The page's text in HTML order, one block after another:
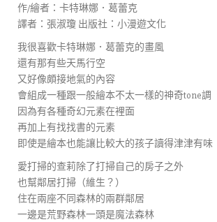
作/繪者：卡特琳娜．葛蕾克
譯者：張淑瓊 出版社：小漫遊文化
我很喜歡卡特琳娜．葛蕾克的畫風
還有那有些天馬行空
又好像頗接地氣的內容
會組成一種跟一般繪本不太一樣的神奇tone調
因為有各種奇幻元素在裡面
再加上有找找書的元素
即使是繪本也能讓比較大的孩子讀得津津有味
愛打掃的查莉除了打掃自己的房子之外
也幫鄰居打掃（維生？）
住在兩座不同森林的兩群鄰居
一邊是荒野森林一頭是魔法森林